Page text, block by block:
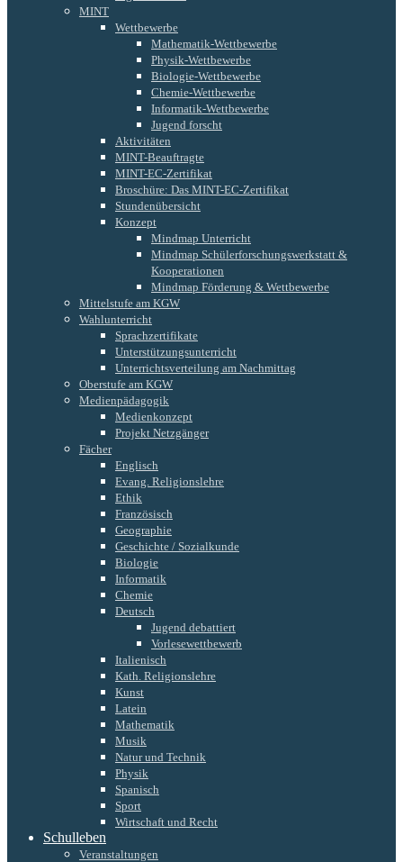
MINT
Wettbewerbe
Mathematik-Wettbewerbe
Physik-Wettbewerbe
Biologie-Wettbewerbe
Chemie-Wettbewerbe
Informatik-Wettbewerbe
Jugend forscht
Aktivitäten
MINT-Beauftragte
MINT-EC-Zertifikat
Broschüre: Das MINT-EC-Zertifikat
Stundenübersicht
Konzept
Mindmap Unterricht
Mindmap Schülerforschungswerkstatt &
Kooperationen
Mindmap Förderung & Wettbewerbe
Mittelstufe am KGW
Wahlunterricht
Sprachzertifikate
Unterstützungsunterricht
Unterrichtsverteilung am Nachmittag
Oberstufe am KGW
Medienpädagogik
Medienkonzept
Projekt Netzgänger
Fächer
Englisch
Evang. Religionslehre
Ethik
Französisch
Geographie
Geschichte / Sozialkunde
Biologie
Informatik
Chemie
Deutsch
Jugend debattiert
Vorlesewettbewerb
Italienisch
Kath. Religionslehre
Kunst
Latein
Mathematik
Musik
Natur und Technik
Physik
Spanisch
Sport
Wirtschaft und Recht
Schulleben
Veranstaltungen